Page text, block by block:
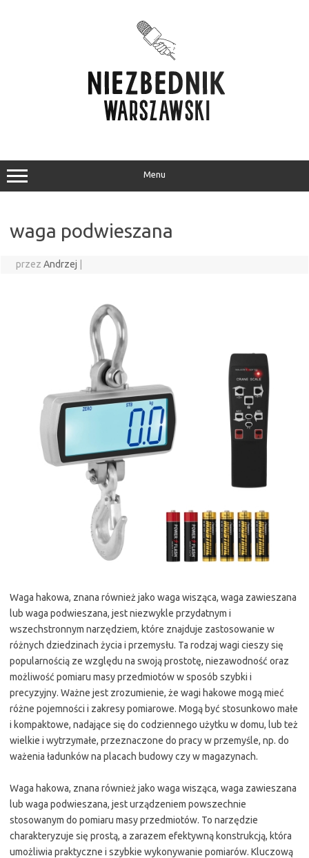
Menu
waga podwieszana
przez Andrzej
Waga hakowa, znana również jako waga wisząca, waga zawieszana
lub waga podwieszana, jest niezwykle przydatnym i
wszechstronnym narzędziem, które znajduje zastosowanie w
różnych dziedzinach życia i przemysłu. Ta rodzaj wagi cieszy się
popularnością ze względu na swoją prostotę, niezawodność oraz
możliwość pomiaru masy przedmiotów w sposób szybki i
precyzyjny. Ważne jest zrozumienie, że wagi hakowe mogą mieć
różne pojemności i zakresy pomiarowe. Mogą być stosunkowo małe
i kompaktowe, nadające się do codziennego użytku w domu, lub też
wielkie i wytrzymałe, przeznaczone do pracy w przemyśle, np. do
ważenia ładunków na placach budowy czy w magazynach.
Waga hakowa, znana również jako waga wisząca, waga zawieszana
lub waga podwieszana, jest urządzeniem powszechnie
stosowanym do pomiaru masy przedmiotów. To narzędzie
charakteryzuje się prostą, a zarazem efektywną konstrukcją, która
umożliwia praktyczne i szybkie wykonywanie pomiarów. Kluczową